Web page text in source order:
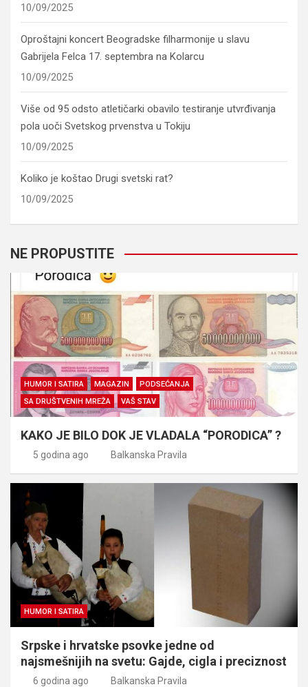
10/09/2025
Oproštajni koncert Beogradske filharmonije u slavu
Gabrijela Felca 17. septembra na Kolarcu
10/09/2025
Više od 95 odsto atletičarki obavilo testiranje utvrđivanja
pola uoči Svetskog prvenstva u Tokiju
10/09/2025
Koliko je koštao Drugi svetski rat?
10/09/2025
NE PROPUSTITE
HUMOR I SATIRA MAGAZIN
PODSEĆANJA
SA DRUŠTVENIH MREŽA
VAŠ STAV
KAKO JE BILO DOK JE VLADALA “PORODICA” ?
5 godina ago Balkanska Pravila
HUMOR I SATIRA
Srpske i hrvatske psovke jedne od
najsmešnijih na svetu: Gajde, cigla i preciznost
6 godina ago Balkanska Pravila